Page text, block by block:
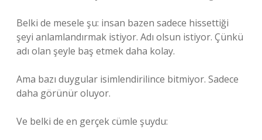
Belki de mesele şu: insan bazen sadece hissettiği
şeyi anlamlandırmak istiyor. Adı olsun istiyor. Çünkü
adı olan şeyle baş etmek daha kolay.
Ama bazı duygular isimlendirilince bitmiyor. Sadece
daha görünür oluyor.
Ve belki de en gerçek cümle şuydu: